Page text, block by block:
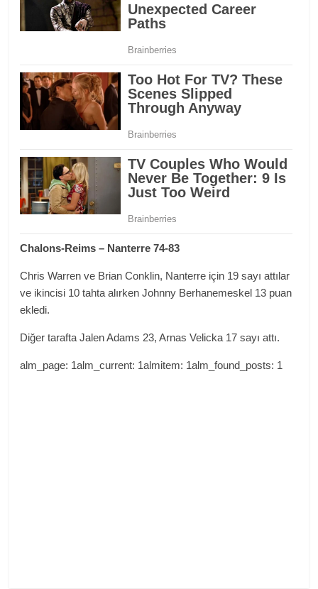
Chalons-Reims – Nanterre 74-83
Chris Warren ve Brian Conklin, Nanterre için 19 sayı attılar
ve ikincisi 10 tahta alırken Johnny Berhanemeskel 13 puan
ekledi.
Diğer tarafta Jalen Adams 23, Arnas Velicka 17 sayı attı.
alm_page: 1alm_current: 1almitem: 1alm_found_posts: 1